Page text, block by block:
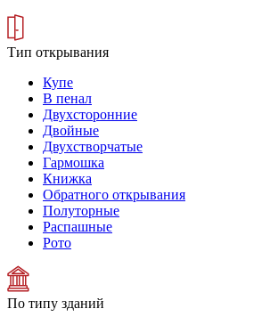
Тип открывания
Купе
В пенал
Двухсторонние
Двойные
Двухстворчатые
Гармошка
Книжка
Обратного открывания
Полуторные
Распашные
Рото
По типу зданий